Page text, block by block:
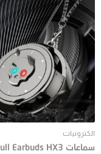
الكترونيات
سماعات Skull Earbuds HX3